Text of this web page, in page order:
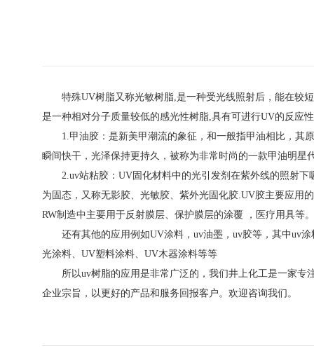
特殊UV树脂又称光敏树脂,是一种受光线照射后，能在较短
是一种相对分子质量较低的感光性树脂,具有可进行UV的反应
1.甲油胶：是新美甲潮流的象征，和一般指甲油相比，其原
瞬间快干，光泽保持更持久，被称为非常时尚的一款甲油明星
2.uv站粘胶：UV固化材料中的光引发剂在紫外线的照射下
为固态，又称无影胶、光敏胶、紫外光固化胶.UV胶主要应用
RW制造中主要用于反射膜层、保护膜层的涂覆 ，医疗用具等。
还有其他的应用例如UV涂料，uv油墨，uv胶等，其中uv涂
光涂料、UV塑料涂料、UV木器涂料等等
所以uv树脂的应用是非常广泛的，我们井上化工是一家专
企业宗旨，以更好的产品和服务回报客户。欢迎咨询我们。